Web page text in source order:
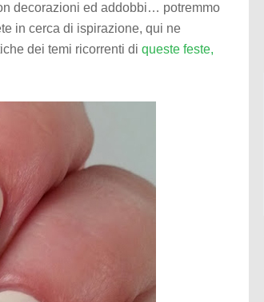
decorazioni ed addobbi… potremmo
in cerca di ispirazione, qui ne
dei temi ricorrenti di queste feste,